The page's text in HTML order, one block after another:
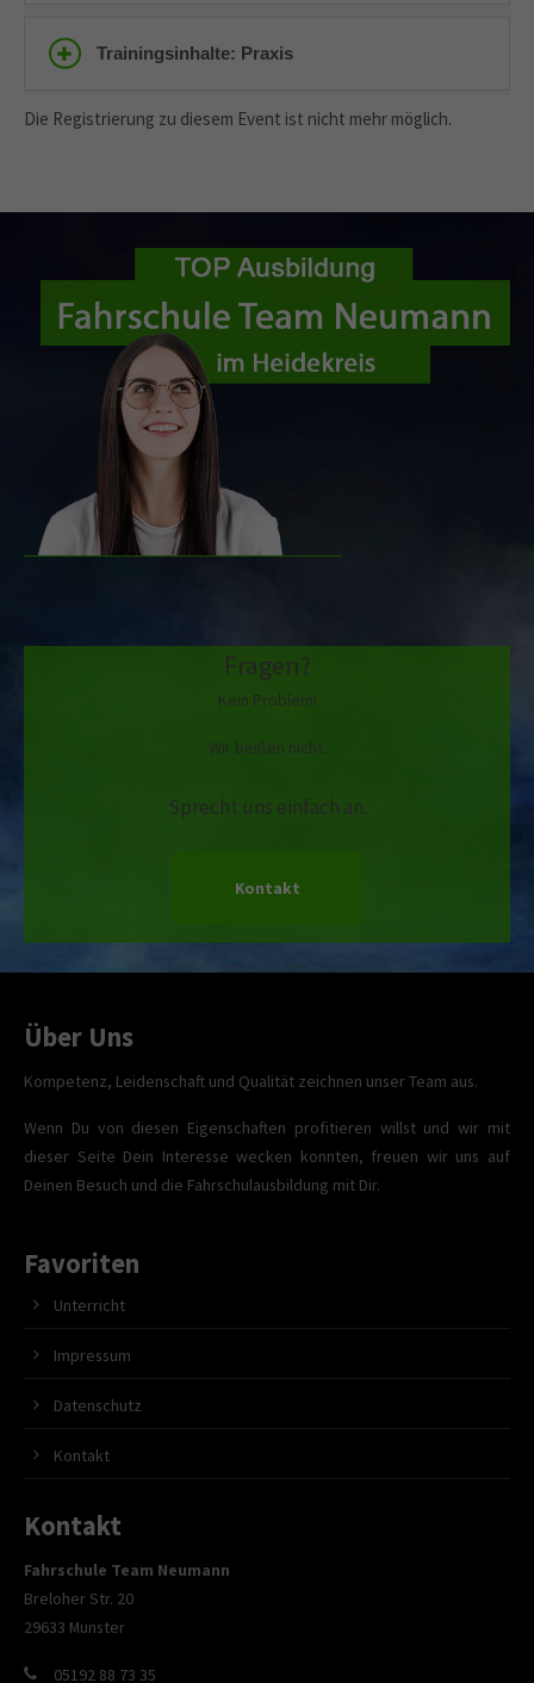
Trainingsinhalte: Praxis
Die Registrierung zu diesem Event ist nicht mehr möglich.
Fragen?
Kein Problem!
Wir beißen nicht.
Sprecht uns einfach an.
Kontakt
Über Uns
Kompetenz, Leidenschaft und Qualität zeichnen unser Team aus.
Wenn Du von diesen Eigenschaften profitieren willst und wir mit
dieser Seite Dein Interesse wecken konnten, freuen wir uns auf
Deinen Besuch und die Fahrschulausbildung mit Dir.
Favoriten
Unterricht
Impressum
Datenschutz
Kontakt
Kontakt
Fahrschule Team Neumann
Breloher Str. 20
29633 Munster
05192 88 73 35